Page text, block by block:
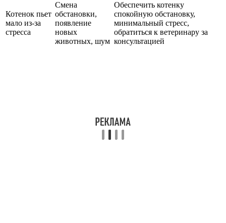
Котенок пьет
мало из-за
стресса
Смена
обстановки,
появление
новых
животных, шум
Обеспечить котенку
спокойную обстановку,
минимальный стресс,
обратиться к ветеринару за
консультацией